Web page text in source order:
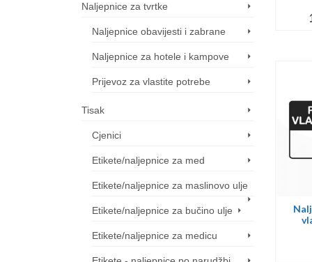
Naljepnice za tvrtke
Naljepnice obavijesti i zabrane
Naljepnice za hotele i kampove
Prijevoz za vlastite potrebe
Tisak
Cjenici
Etikete/naljepnice za med
Etikete/naljepnice za maslinovo ulje
Etikete/naljepnice za bučino ulje
Etikete/naljepnice za medicu